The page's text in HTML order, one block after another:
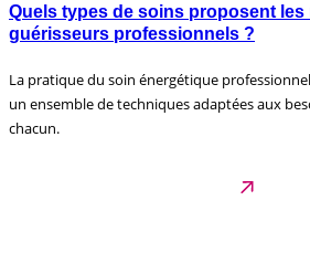
Quels types de soins proposent
guérisseurs professionnels ?
La pratique du soin énergétique
un ensemble de techniques adaptées aux
chacun.